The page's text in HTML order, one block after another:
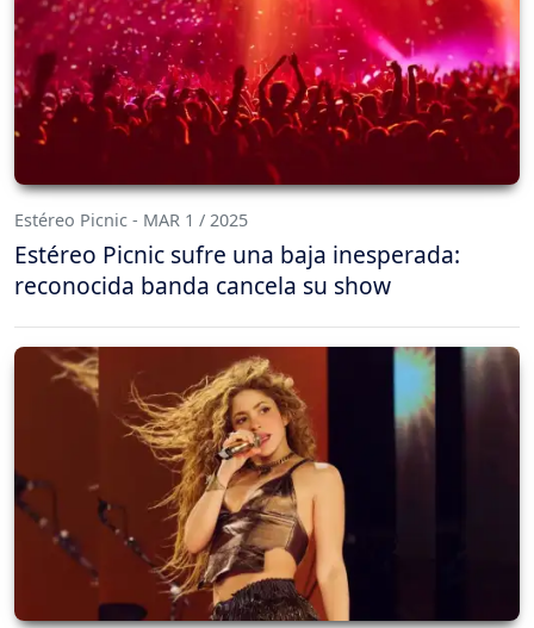
Estéreo Picnic - MAR 1 / 2025
Estéreo Picnic sufre una baja inesperada:
reconocida banda cancela su show